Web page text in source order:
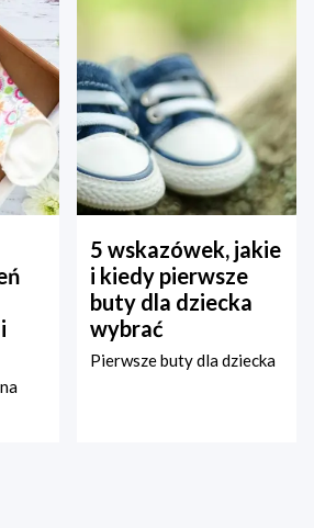
5 wskazówek, jakie
i kiedy pierwsze
buty dla dziecka
wybrać
Pierwsze buty dla dziecka